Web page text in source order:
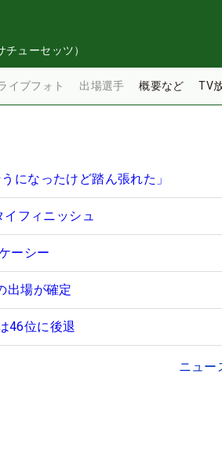
ューセッツ）
イブフォト 出場選手 概要など TV
になったけど踏ん張れた」
イフィニッシュ
ーシー
出場が確定
46位に後退
ニュー